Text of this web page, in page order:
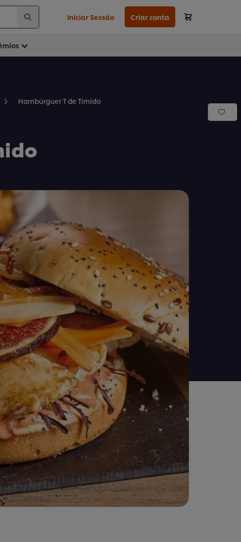
Iniciar Sessão Criar conta
Hambúrguer T de Tímido